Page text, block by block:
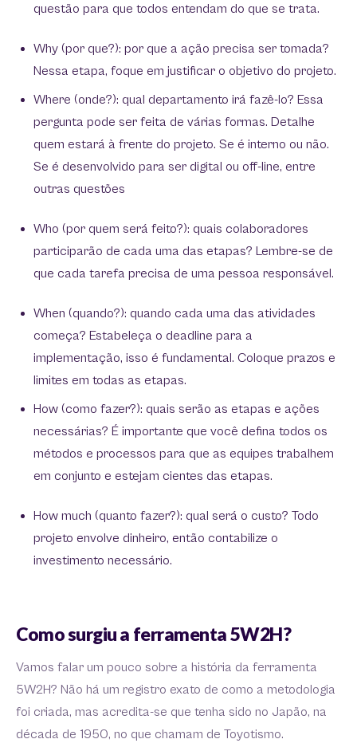
questão para que todos entendam do que se trata.
Why (por que?): por que a ação precisa ser tomada?
Nessa etapa, foque em justificar o objetivo do projeto.
Where (onde?): qual departamento irá fazê-lo? Essa
pergunta pode ser feita de várias formas. Detalhe
quem estará à frente do projeto. Se é interno ou não.
Se é desenvolvido para ser digital ou off-line, entre
outras questões
Who (por quem será feito?): quais colaboradores
participarão de cada uma das etapas? Lembre-se de
que cada tarefa precisa de uma pessoa responsável.
When (quando?): quando cada uma das atividades
começa? Estabeleça o deadline para a
implementação, isso é fundamental. Coloque prazos e
limites em todas as etapas.
How (como fazer?): quais serão as etapas e ações
necessárias? É importante que você defina todos os
métodos e processos para que as equipes trabalhem
em conjunto e estejam cientes das etapas.
How much (quanto fazer?): qual será o custo? Todo
projeto envolve dinheiro, então contabilize o
investimento necessário.
Como surgiu a ferramenta 5W2H?
Vamos falar um pouco sobre a história da ferramenta
5W2H? Não há um registro exato de como a metodologia
foi criada, mas acredita-se que tenha sido no Japão, na
década de 1950, no que chamam de Toyotismo.